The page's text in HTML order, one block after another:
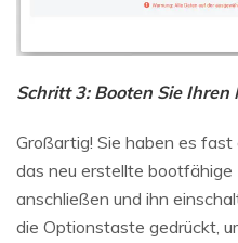
Schritt 3: Booten Sie
Großartig! Sie haben es
das neu erstellte bootfähige
anschließen und ihn
die Optionstaste gedrückt,